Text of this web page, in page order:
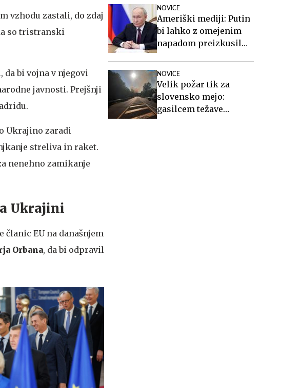
vzhodu zastali, do zdaj
so tristranski
bi vojna v njegovi
javnosti. Prejšnji
Ukrajino zaradi
streliva in raket.
nenehno zamikanje
Ukrajini
članic EU na današnjem
Orbana, da bi odpravil
NOVICE
Ameriški mediji: Putin
bi lahko z omejenim
napadom preizkusil
NOVICE
Velik požar tik za
slovensko mejo:
gasilcem težave